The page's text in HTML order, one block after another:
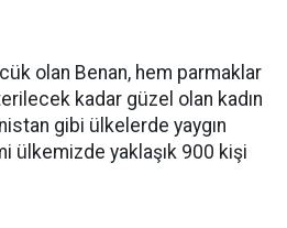
olan Benan, hem parmaklar
kadar güzel olan kadın
gibi ülkelerde yaygın
ülkemizde yaklaşık 900 kişi